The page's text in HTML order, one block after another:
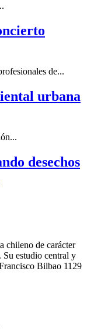
de...
urbana
desechos
chileno de carácter
Su estudio central y
Bilbao 1129